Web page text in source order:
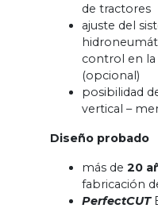
de tractores
ajuste del
control en
(opcional)
posibilidad
vertical –
Diseño probado
más de 20
fabricación
PerfectCUT